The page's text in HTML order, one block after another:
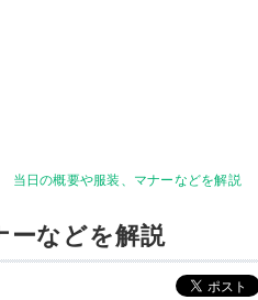
当日の概要や服装、マナーなどを解説
などを解説